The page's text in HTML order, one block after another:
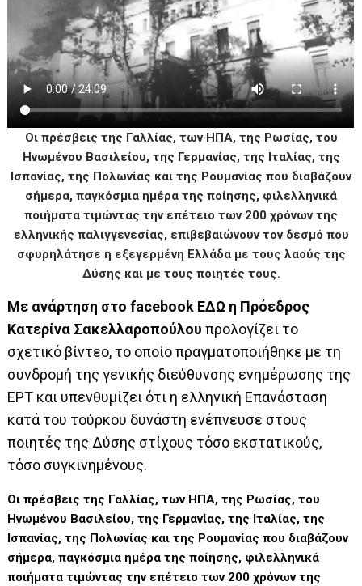
Οι πρέσβεις της Γαλλίας, των ΗΠΑ, της Ρωσίας, του
Ηνωμένου Βασιλείου, της Γερμανίας, της Ιταλίας, της
Ισπανίας, της Πολωνίας και της Ρουμανίας που διαβάζουν
σήμερα, παγκόσμια ημέρα της ποίησης, φιλελληνικά
ποιήματα τιμώντας την επέτειο των 200 χρόνων της
ελληνικής παλιγγενεσίας, επιβεβαιώνουν τον δεσμό που
σφυρηλάτησε η εξεγερμένη Ελλάδα με τους λαούς της
Δύσης και με τους ποιητές τους.
Με ανάρτηση στο facebook ΕΔΩ η Πρόεδρος
Κατερίνα Σακελλαροπούλουπρολογίζει το
σχετικό βίντεο, το οποίο πραγματοποιήθηκε με τη
συνδρομή της γενικής διεύθυνσης ενημέρωσης της
ΕΡΤ και υπενθυμίζει ότι η ελληνική Επανάσταση
κατά του τούρκου δυνάστη ενέπνευσε στους
ποιητές της Δύσης στίχους τόσο εκστατικούς,
τόσο συγκινημένους.
Οι πρέσβεις της Γαλλίας, των ΗΠΑ, της Ρωσίας, του
Ηνωμένου Βασιλείου, της Γερμανίας, της Ιταλίας, της
Ισπανίας, της Πολωνίας και της Ρουμανίας που διαβάζουν
σήμερα, παγκόσμια ημέρα της ποίησης, φιλελληνικά
ποιήματα τιμώντας την επέτειο των 200 χρόνων της